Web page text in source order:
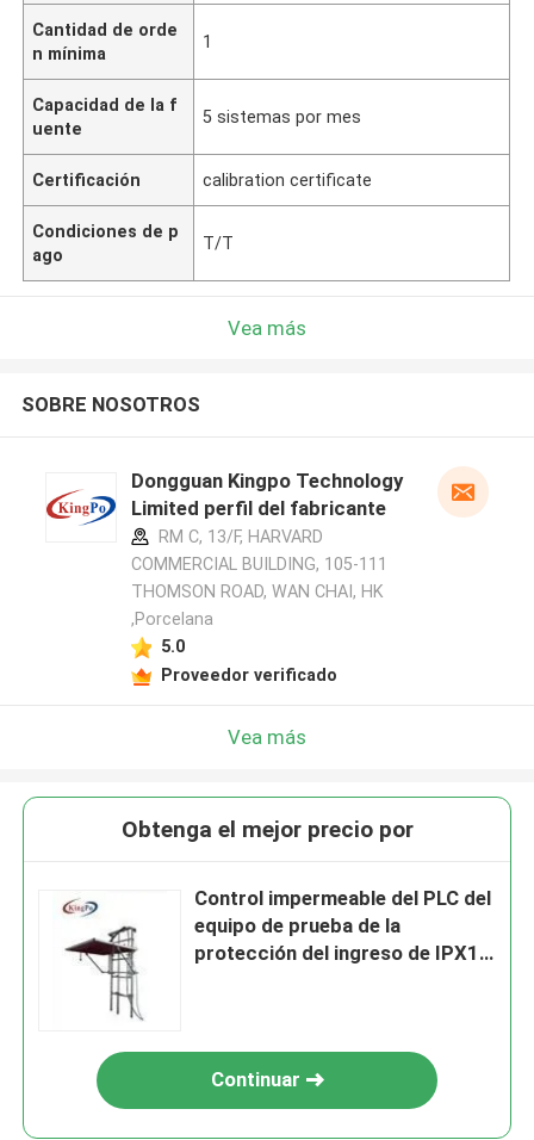
Cantidad de orde
n mínima
1
Capacidad de la f
uente
5 sistemas por mes
Certificación calibration certificate
Condiciones de p
ago
T/T
Vea más
SOBRE NOSOTROS
Dongguan Kingpo Technology
Limited perfil del fabricante
RM C, 13/F, HARVARD
COMMERCIAL BUILDING, 105-111
THOMSON ROAD, WAN CHAI, HK
,Porcelana
5.0
Proveedor verificado
Vea más
Obtenga el mejor precio por
Control impermeable del PLC del
equipo de prueba de la
protección del ingreso de IPX1
Continuar